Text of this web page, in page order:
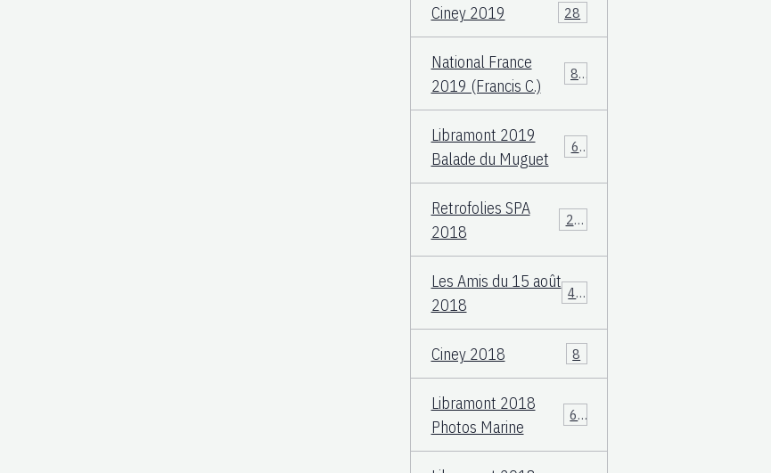
Ciney 2019 28
National France
2019 (Francis C.)
83
Libramont 2019
Balade du Muguet
60
Retrofolies SPA
2018
25
Les Amis du 15 août
2018
40
Ciney 2018 8
Libramont 2018
Photos Marine
66